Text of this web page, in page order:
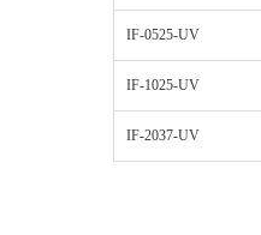
IF-0525-UV
IF-1025-UV
IF-2037-UV